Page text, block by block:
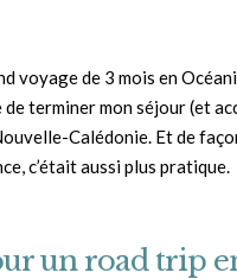
de 3 mois en
terminer mon séjour (et
Calédonie. Et de
c’était aussi plus pratique.
un road trip